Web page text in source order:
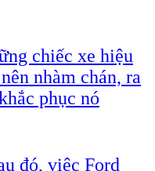
chiếc xe hiệu
nhàm chán, ra
phục nó
đó, việc Ford